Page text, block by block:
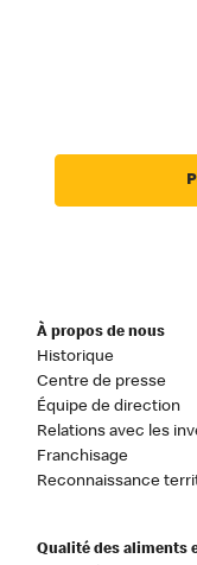
À propos de nous
Historique
Centre de presse
Équipe de direction
Relations avec les
Franchisage
Reconnaissance
Qualité des aliments